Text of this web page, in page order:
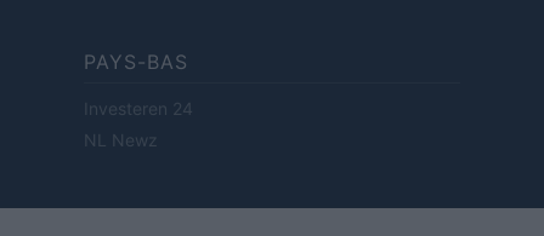
PAYS-BAS
Investeren 24
NL Newz